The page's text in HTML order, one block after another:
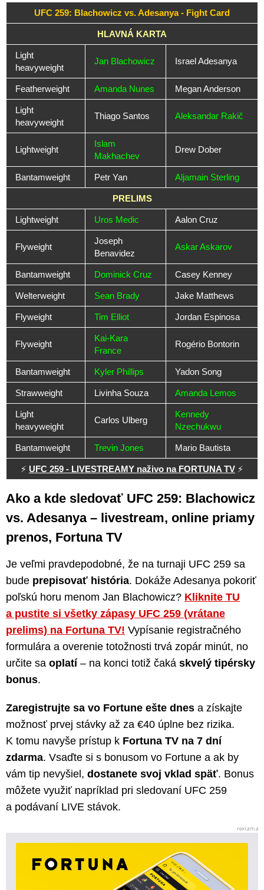
UFC 259: Blachowicz vs. Adesanya - Fight Card
HLAVNÁ KARTA
Light
heavyweight
Jan Blachowicz Israel Adesanya
Featherweight Amanda Nunes Megan Anderson
Light
heavyweight
Thiago Santos Aleksandar Rakič
Lightweight
Islam
Makhachev
Drew Dober
Bantamweight Petr Yan Aljamain Sterling
PRELIMS
Lightweight Uros Medic Aalon Cruz
Flyweight
Joseph
Benavidez
Askar Askarov
Bantamweight Dominick Cruz Casey Kenney
Welterweight Sean Brady Jake Matthews
Flyweight Tim Elliot Jordan Espinosa
Flyweight
Kai-Kara
France
Rogério Bontorin
Bantamweight Kyler Phillips Yadon Song
Strawweight Livinha Souza Amanda Lemos
Light
heavyweight
Carlos Ulberg
Kennedy
Nzechukwu
Bantamweight Trevin Jones Mario Bautista
⚡ UFC 259 - LIVESTREAMY naživo na FORTUNA TV ⚡
Ako a kde sledovať UFC 259: Blachowicz
vs. Adesanya – livestream, online priamy
prenos, Fortuna TV
Je veľmi pravdepodobné, že na turnaji UFC 259 sa
bude prepisovať história. Dokáže Adesanya pokoriť
poľskú horu menom Jan Blachowicz? Kliknite TU
a pustite si všetky zápasy UFC 259 (vrátane
prelims) na Fortuna TV! Vypísanie registračného
formulára a overenie totožnosti trvá zopár minút, no
určite sa oplatí – na konci totiž čaká skvelý tipérsky
bonus.
Zaregistrujte sa vo Fortune ešte dnes a získajte
možnosť prvej stávky až za €40 úplne bez rizika.
K tomu navyše prístup k Fortuna TV na 7 dní
zdarma. Vsaďte si s bonusom vo Fortune a ak by
vám tip nevyšiel, dostanete svoj vklad späť. Bonus
môžete využiť napríklad pri sledovaní UFC 259
a podávaní LIVE stávok.